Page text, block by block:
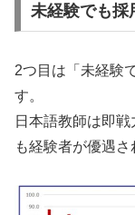
未経験でも採
2つ目は「未経験
す。
日本語教師は即
も経験者が優遇さ